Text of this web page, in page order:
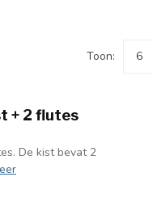
Toon:
+ 2 flutes
De kist bevat 2